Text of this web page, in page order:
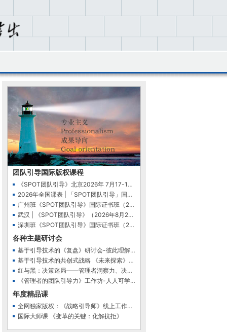
团队引导国际版权课程
《SPOT团队引导》北京2026年 7月17-19日（周五-日…
2026年全国课表 | 「SPOT团队引导」国际证书班（…
广州班《SPOT团队引导》国际证书班（2026年4月24…
武汉 | 《SPOT团队引导》（2026年8月21-22日）
深圳班《SPOT团队引导》国际证书班（2026年5月29…
各种主题研讨会
基于引导技术的《复盘》研讨会-彼此理解 共同看见…
基于引导技术的共创式战略 《未来探索》研讨会
红与黑：决策迷局——管理者洞察力、决策力和影响…
《管理者的团队引导力》工作坊-人人可学的团队共…
年度精品课
全网独家版权：《战略引导师》线上工作坊（第二期…
国际大师课 《变革的关键：化解抗拒》